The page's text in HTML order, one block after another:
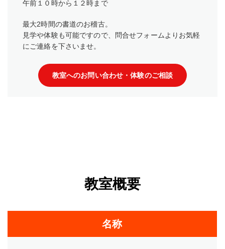
午前１０時から１２時まで
最大2時間の書道のお稽古。
見学や体験も可能ですので、問合せフォームよりお気軽
にご連絡を下さいませ。
教室へのお問い合わせ・体験のご相談
教室概要
名称